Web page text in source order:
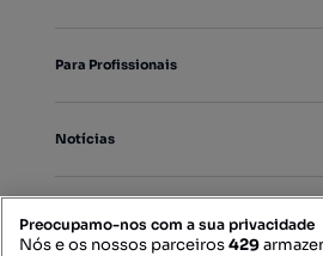
Para Profissionais
Notícias
Preocupamo-nos com a sua privacidade
Nós e os nossos parceiros429